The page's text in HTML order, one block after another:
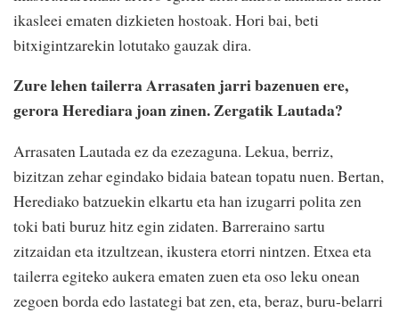
ikasleei ematen dizkieten hostoak. Hori bai, beti
bitxigintzarekin lotutako gauzak dira.
Zure lehen tailerra Arrasaten jarri bazenuen ere,
gerora Herediara joan zinen. Zergatik Lautada?
Arrasaten Lautada ez da ezezaguna. Lekua, berriz,
bizitzan zehar egindako bidaia batean topatu nuen. Bertan,
Herediako batzuekin elkartu eta han izugarri polita zen
toki bati buruz hitz egin zidaten. Barreraino sartu
zitzaidan eta itzultzean, ikustera etorri nintzen. Etxea eta
tailerra egiteko aukera ematen zuen eta oso leku onean
zegoen borda edo lastategi bat zen, eta, beraz, buru-belarri